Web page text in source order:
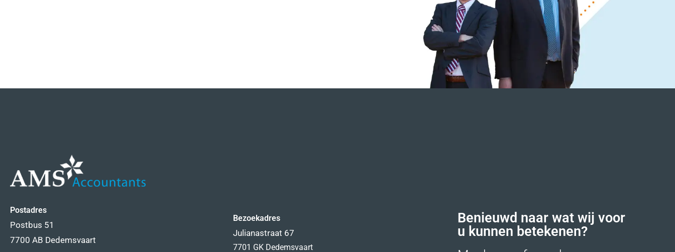
Postadres
Postbus 51
7700 AB Dedemsvaart
Bezoekadres
Julianastraat 67
7701 GK Dedemsvaart
Benieuwd naar wat wij voor
u kunnen betekenen?